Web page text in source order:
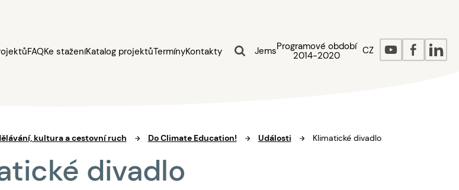
FAQKe staženíKatalog projektůTermínyKontakty JemsProgramové období
2014-2020
CZ
kultura a cestovní ruch Do Climate Education! Události Klimatické divadlo
divadlo